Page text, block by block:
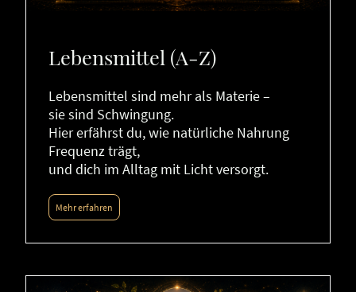
Lebensmittel (A-Z)
Lebensmittel sind mehr als Materie –
sie sind Schwingung.
Hier erfährst du, wie natürliche Nahrung
Frequenz trägt,
und dich im Alltag mit Licht versorgt.
Mehr erfahren